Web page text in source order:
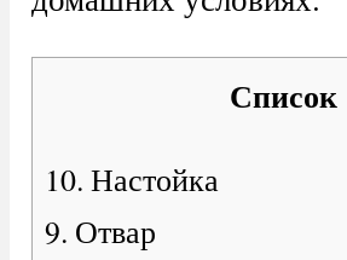
Список
10. Настойка
9. Отвар